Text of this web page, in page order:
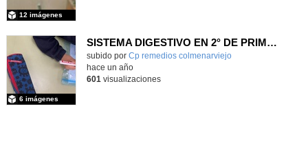
12 imágenes
SISTEMA DIGESTIVO EN 2° DE PRIMARIA
Contenido educativo.
subido por Cp remedios colmenarviejo
6 imágenes
-
hace un año
601 visualizaciones